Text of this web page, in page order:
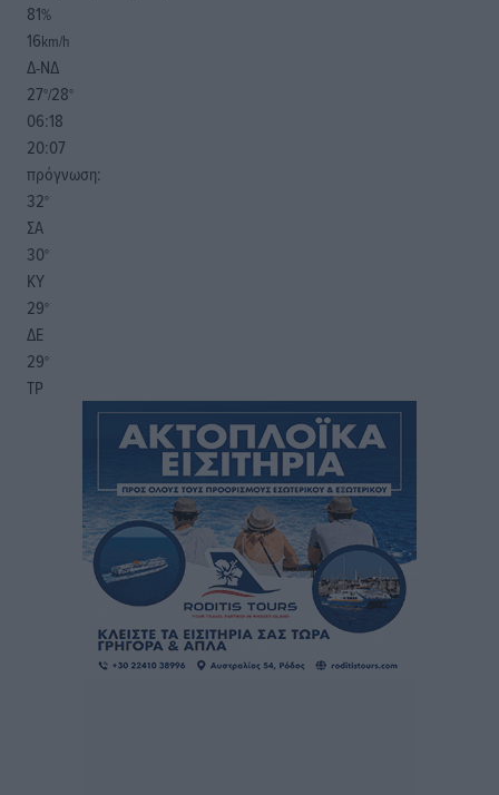
81%
16km/h
Δ-ΝΔ
27°/28°
06:18
20:07
πρόγνωση:
32°
ΣΑ
30°
ΚΥ
29°
ΔΕ
29°
ΤΡ